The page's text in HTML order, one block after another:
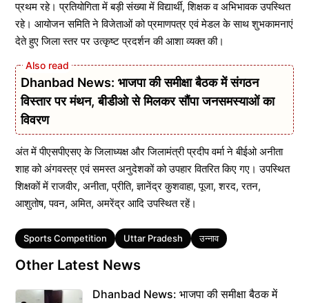
प्रथम रहे। प्रतियोगिता में बड़ी संख्या में विद्यार्थी, शिक्षक व अभिभावक उपस्थित
रहे। आयोजन समिति ने विजेताओं को प्रमाणपत्र एवं मेडल के साथ शुभकामनाएं
देते हुए जिला स्तर पर उत्कृष्ट प्रदर्शन की आशा व्यक्त की।
Dhanbad News: भाजपा की समीक्षा बैठक में संगठन
विस्तार पर मंथन, बीडीओ से मिलकर सौंपा जनसमस्याओं का
विवरण
अंत में पीएसपीएसए के जिलाध्यक्ष और जिलामंत्री प्रदीप वर्मा ने बीईओ अनीता
शाह को अंगवस्त्र एवं समस्त अनुदेशकों को उपहार वितरित किए गए। उपस्थित
शिक्षकों में राजवीर, अनीता, प्रीति, ज्ञानेंद्र कुशवाहा, पूजा, शरद, रतन,
आशुतोष, पवन, अमित, अमरेंद्र आदि उपस्थित रहें।
Tags
Sports Competition Uttar Pradesh उन्नाव
Other Latest News
Dhanbad News: भाजपा की समीक्षा बैठक में